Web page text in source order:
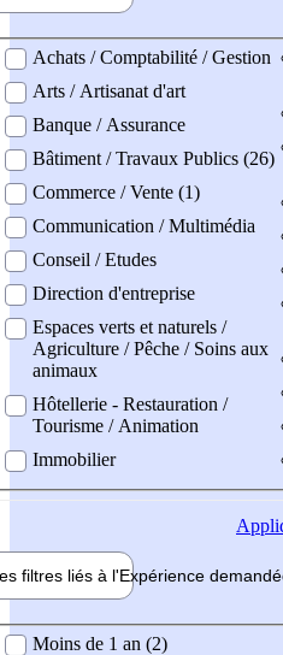
professionel
Achats / Comptabilité / Gestion
Arts / Artisanat d'art
Banque / Assurance
Bâtiment / Travaux Publics (26)
Commerce / Vente (1)
Communication / Multimédia
Conseil / Etudes
Direction d'entreprise
Espaces verts et naturels /
Agriculture / Pêche / Soins aux
animaux
Hôtellerie - Restauration /
Tourisme / Animation
Immobilier
filtres liés à l'Expérience
demandée
Moins de 1 an (2)